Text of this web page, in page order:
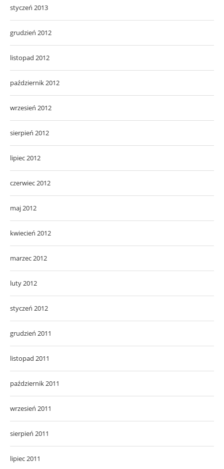
styczeń 2013
grudzień 2012
listopad 2012
październik 2012
wrzesień 2012
sierpień 2012
lipiec 2012
czerwiec 2012
maj 2012
kwiecień 2012
marzec 2012
luty 2012
styczeń 2012
grudzień 2011
listopad 2011
październik 2011
wrzesień 2011
sierpień 2011
lipiec 2011